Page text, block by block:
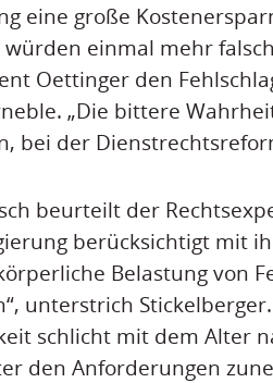
eine große
einmal mehr
Oettinger den
„Die bittere
bei der
beurteilt der
berücksichtigt mit
Belastung von
unterstrich
schlicht mit dem Alter
den Anforderungen